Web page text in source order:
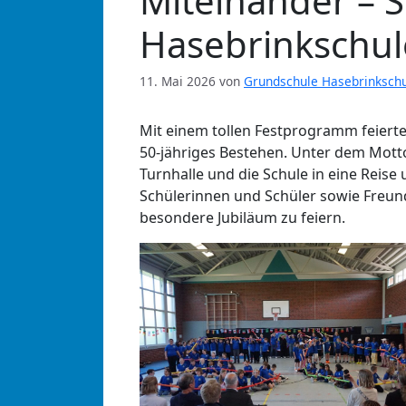
11. Mai 2026 von Grundschule
Mit einem tollen Festprogramm
50-jähriges Bestehen. Unter dem
Turnhalle und die Schule in eine
Schülerinnen und Schüler sowie
besondere Jubiläum zu feiern.